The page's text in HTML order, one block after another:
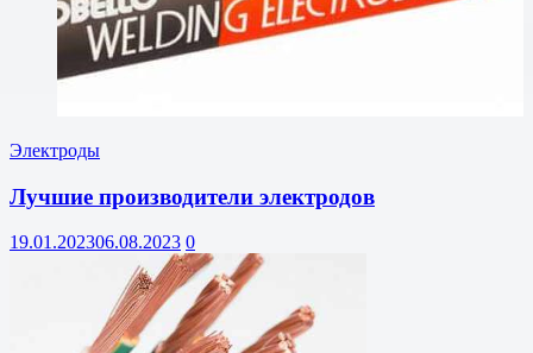
Электроды
Лучшие производители электродов
19.01.202306.08.2023 0